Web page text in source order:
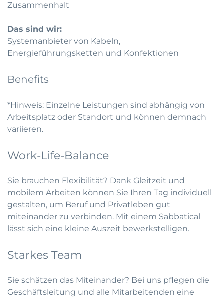
Zusammenhalt
Das sind wir:
Systemanbieter von Kabeln,
Energieführungsketten und Konfektionen
Benefits
*Hinweis: Einzelne Leistungen sind abhängig von
Arbeitsplatz oder Standort und können demnach
variieren.
Work-Life-Balance
Sie brauchen Flexibilität? Dank Gleitzeit und
mobilem Arbeiten können Sie Ihren Tag individuell
gestalten, um Beruf und Privatleben gut
miteinander zu verbinden. Mit einem Sabbatical
lässt sich eine kleine Auszeit bewerkstelligen.
Starkes Team
Sie schätzen das Miteinander? Bei uns pflegen die
Geschäftsleitung und alle Mitarbeitenden eine